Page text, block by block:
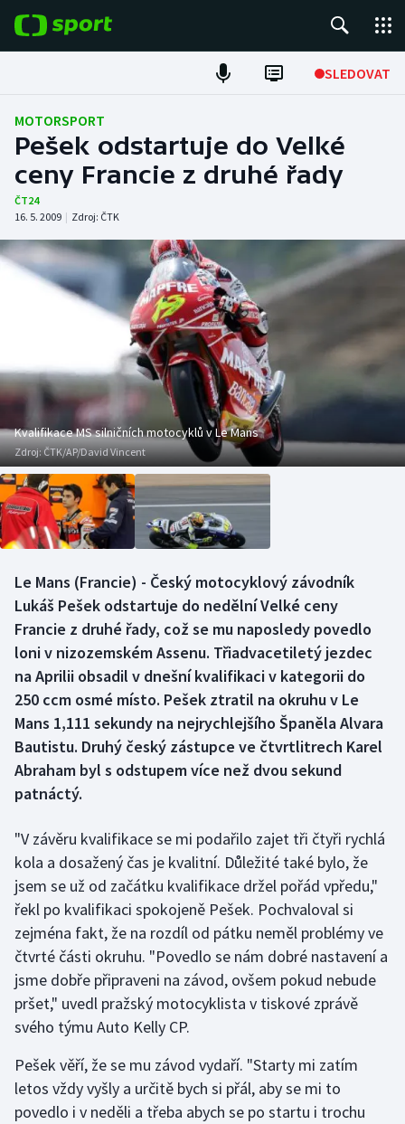
SLEDOVAT
Fotbal
Hokej
Tenis
Atletika
Cyklistika
Americký fotbal
Baseball a softbal
Basketbal
Biatlon
Boby a skeleton
Box
Curling
Dostihy
Florbal
Futsal
Gymnastika
Házená
Jezdectví
Judo
Krasobruslení
Lezení
Lyže a snowboard
NEPŘEHLÉDNĚTE
Soutěže
Historické návraty
Aplikace ČT sport
AZ kvíz
MOTORSPORT
Pešek odstartuje do Velké
ceny Francie z druhé řady
ČT24
16. 5. 2009 | Zdroj: ČTK
Kvalifikace MS silničních motocyklů v Le Mans
Zdroj:ČTK/AP/David Vincent
Le Mans (Francie) - Český motocyklový závodník
Lukáš Pešek odstartuje do nedělní Velké ceny
Francie z druhé řady, což se mu naposledy povedlo
loni v nizozemském Assenu. Třiadvacetiletý jezdec
na Aprilii obsadil v dnešní kvalifikaci v kategorii do
250 ccm osmé místo. Pešek ztratil na okruhu v Le
Mans 1,111 sekundy na nejrychlejšího Španěla Alvara
Bautistu. Druhý český zástupce ve čtvrtlitrech Karel
Abraham byl s odstupem více než dvou sekund
patnáctý.
"V závěru kvalifikace se mi podařilo zajet tři čtyři rychlá
kola a dosažený čas je kvalitní. Důležité také bylo, že
jsem se už od začátku kvalifikace držel pořád vpředu,"
řekl po kvalifikaci spokojeně Pešek. Pochvaloval si
zejména fakt, že na rozdíl od pátku neměl problémy ve
čtvrté části okruhu. "Povedlo se nám dobré nastavení a
jsme dobře připraveni na závod, ovšem pokud nebude
pršet," uvedl pražský motocyklista v tiskové zprávě
svého týmu Auto Kelly CP.
Pešek věří, že se mu závod vydaří. "Starty mi zatím
letos vždy vyšly a určitě bych si přál, aby se mi to
povedlo i v neděli a třeba abych se po startu i trochu